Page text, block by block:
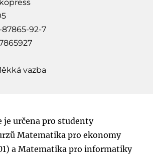
92-7
vazba
je určena pro studenty
Matematika pro ekonomy
a Matematika pro informatiky